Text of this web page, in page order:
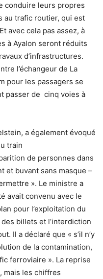
conduire leurs propres
au trafic routier, qui est
Et avec cela pas assez, à
à Ayalon seront réduits
d’infrastructures.
l’échangeur de La
pour les passagers se
passer de cinq voies à
a également évoqué
train
de personnes dans
et buvant sans masque –
». Le ministre a
avait convenu avec le
pour l’exploitation du
billets et l’interdiction
Il a déclaré que « s’il n’y
de la contamination,
ferroviaire ». La reprise
mais les chiffres